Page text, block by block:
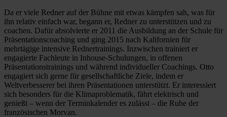
Da er viele Redner auf der Bühne mit etwas kämpfen sah, was für
ihn relativ einfach war, begann er, Redner zu unterstützen und zu
coachen. Dafür absolvierte er 2011 die Ausbildung an der Schule für
Präsentationscoaching und ging 2015 nach Kalifornien für
mehrtägige intensive Rednertrainings. Inzwischen trainiert er
engagierte Fachleute in Inhouse-Schulungen, in offenen
Präsentationstrainings und während individueller Coachings. Otto
engagiert sich gerne für gesellschaftliche Ziele, indem er
Weltverbesserer bei ihren Präsentationen unterstützt. Er interessiert
sich besonders für die Klimaproblematik, fährt elektrisch und
genießt – wenn der Terminkalender es zulässt – die Ruhe der
französischen Morvan.